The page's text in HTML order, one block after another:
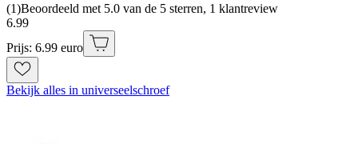
(1)Beoordeeld met 5.0 van de 5 sterren, 1 klantreview
6.99
Prijs: 6.99 euro
Bekijk alles in universeelschroef